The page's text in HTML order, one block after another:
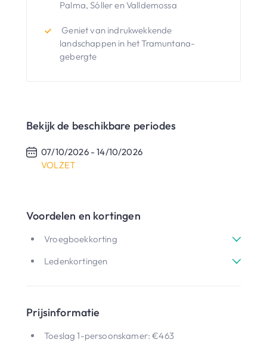
Palma, Sóller en Valldemossa
Geniet van indrukwekkende
landschappen in het Tramuntana-
gebergte
Bekijk de beschikbare periodes
07/10/2026 -14/10/2026
VOLZET
Voordelen en kortingen
Vroegboekkorting
Ledenkortingen
Prijsinformatie
Toeslag 1-persoonskamer: €463